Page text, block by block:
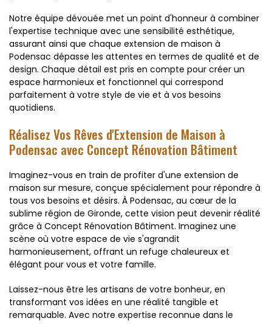
Notre équipe dévouée met un point d'honneur à combiner
l'expertise technique avec une sensibilité esthétique,
assurant ainsi que chaque extension de maison à
Podensac dépasse les attentes en termes de qualité et de
design. Chaque détail est pris en compte pour créer un
espace harmonieux et fonctionnel qui correspond
parfaitement à votre style de vie et à vos besoins
quotidiens.
Réalisez Vos Rêves d'Extension de Maison à
Podensac avec Concept Rénovation Bâtiment
Imaginez-vous en train de profiter d'une extension de
maison sur mesure, conçue spécialement pour répondre à
tous vos besoins et désirs. À Podensac, au cœur de la
sublime région de Gironde, cette vision peut devenir réalité
grâce à Concept Rénovation Bâtiment. Imaginez une
scène où votre espace de vie s'agrandit
harmonieusement, offrant un refuge chaleureux et
élégant pour vous et votre famille.
Laissez-nous être les artisans de votre bonheur, en
transformant vos idées en une réalité tangible et
remarquable. Avec notre expertise reconnue dans le